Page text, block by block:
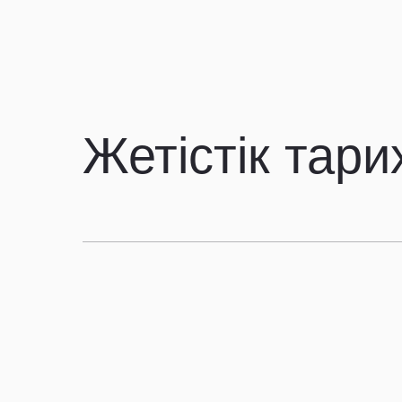
Жетістік